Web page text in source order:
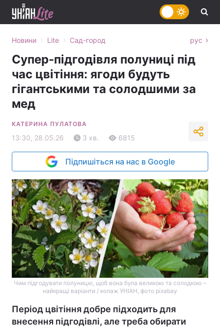
Новини › Lite › Сад-город рус
Супер-підгодівля полуниці під
час цвітіння: ягоди будуть
гігантськими та солодшими за
мед
КАТЕРИНА ПУЛАТОВА
13:30, 28.05.26 3 хв. 6815
Підпишіться на нас в Google
Чим підгодувати полуницю, щоб вона була великою та солодкою –
найкращі варіанти / колаж УНІАН, фото pixabay
Період цвітіння добре підходить для
внесення підгодівлі, але треба обирати